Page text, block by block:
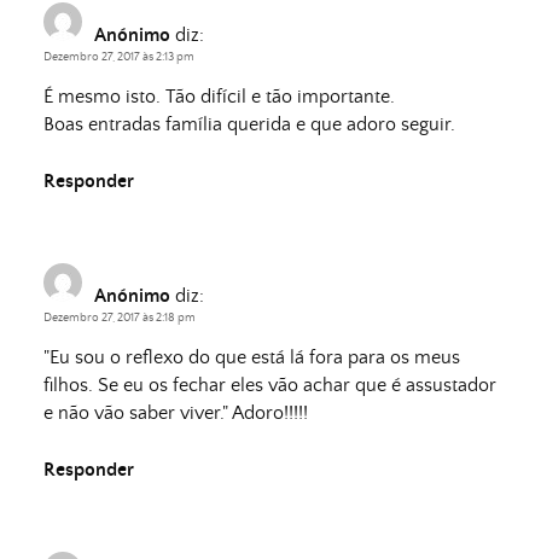
Anónimo diz:
Dezembro 27, 2017 às 2:13 pm
É mesmo isto. Tão difícil e tão importante.
Boas entradas família querida e que adoro seguir.
Responder
Anónimo diz:
Dezembro 27, 2017 às 2:18 pm
"Eu sou o reflexo do que está lá fora para os meus
filhos. Se eu os fechar eles vão achar que é assustador
e não vão saber viver." Adoro!!!!!
Responder